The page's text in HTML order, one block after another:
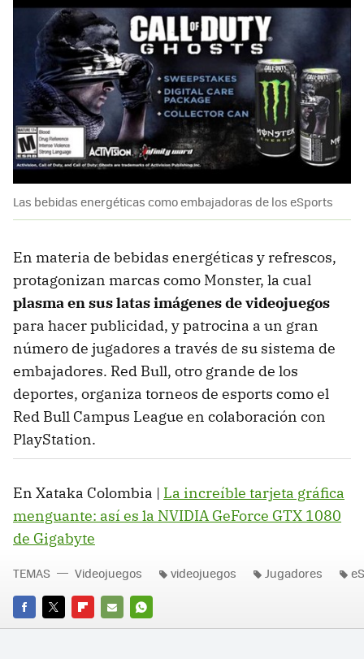
Las bebidas energéticas como embajadoras de los eSports
En materia de bebidas energéticas y refrescos,
protagonizan marcas como Monster, la cual
plasma en sus latas imágenes de videojuegos
para hacer publicidad, y patrocina a un gran
número de jugadores a través de su sistema de
embajadores. Red Bull, otro grande de los
deportes, organiza torneos de esports como el
Red Bull Campus League en colaboración con
PlayStation.
En Xataka Colombia | La increíble tarjeta gráfica
menguante: así es la NVIDIA GeForce GTX 1080
de Gigabyte
FACEBOOK
TWITTERFLIPBOARD
E-
WHATSAPP
TEMAS Videojuegos videojuegos Jugadores